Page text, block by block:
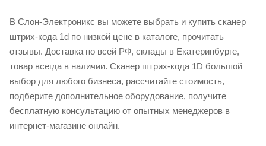
В Слон-Электроникс вы можете выбрать и купить сканер
штрих-кода 1d по низкой цене в каталоге, прочитать
отзывы. Доставка по всей РФ, склады в Екатеринбурге,
товар всегда в наличии. Сканер штрих-кода 1D большой
выбор для любого бизнеса, рассчитайте стоимость,
подберите дополнительное оборудование, получите
бесплатную консультацию от опытных менеджеров в
интернет-магазине онлайн.